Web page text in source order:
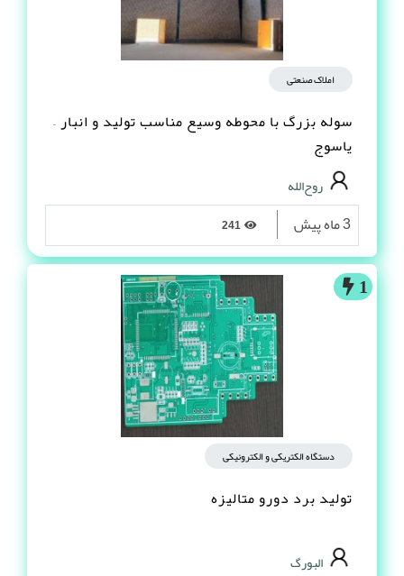
املاک صنعتی
سوله بزرگ با محوطه وسیع مناسب تولید و انبار –
یاسوج
روح‌الله
3 ماه پیش
1
دستگاه الکتریکی و الکترونیکی
تولید برد دورو متالیزه
البورگ